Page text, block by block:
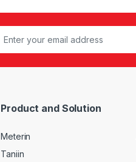
Product and Solution
Meterin
Taniin